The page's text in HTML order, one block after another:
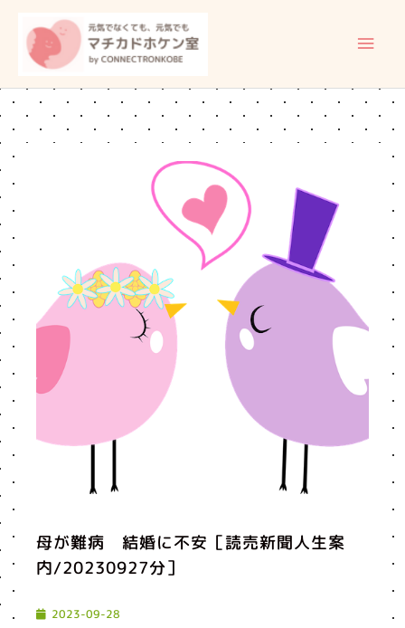
ッ
プ
イ
ン
メ
母が難病 結婚に不安［読売新聞人生案
内/20230927分］
2023-09-28